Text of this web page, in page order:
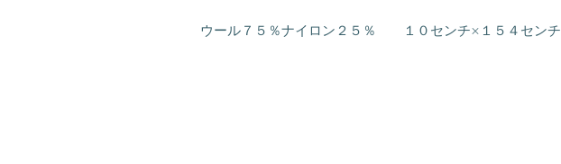
ウール７５％ナイロン２５％ １０センチ×１５４センチ